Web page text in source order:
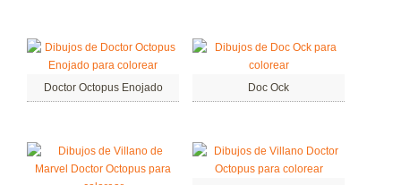
Doctor Octopus Enojado Doc Ock